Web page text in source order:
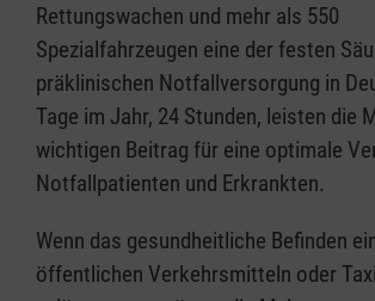
Rettungswachen und mehr als 550
Spezialfahrzeugen eine der festen
präklinischen Notfallversorgung in
Tage im Jahr, 24 Stunden, leisten die
wichtigen Beitrag für eine optimale
Notfallpatienten und Erkrankten.
Wenn das gesundheitliche Befinden
öffentlichen Verkehrsmitteln oder